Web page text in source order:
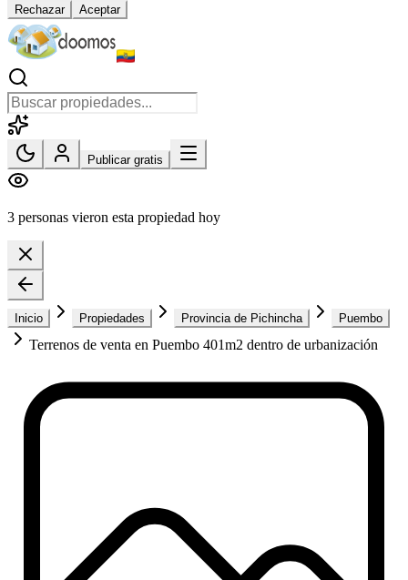
Rechazar Aceptar
Publicar gratis
3 personas vieron esta propiedad hoy
Inicio Propiedades Provincia de Pichincha Puembo
Terrenos de venta en Puembo 401m2 dentro de urbanización